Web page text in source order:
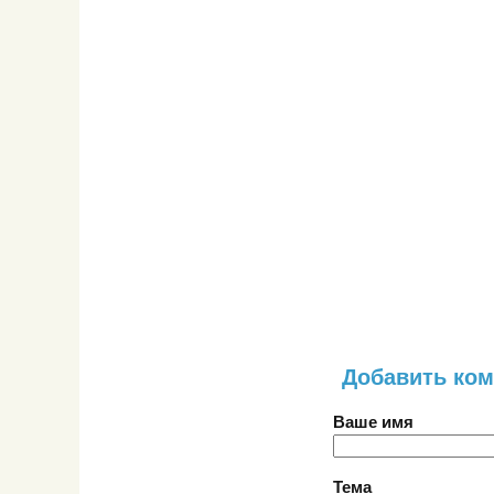
Добавить
Ваше имя
Тема